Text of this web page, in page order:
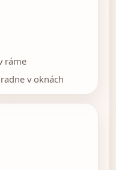
ráme
v oknách